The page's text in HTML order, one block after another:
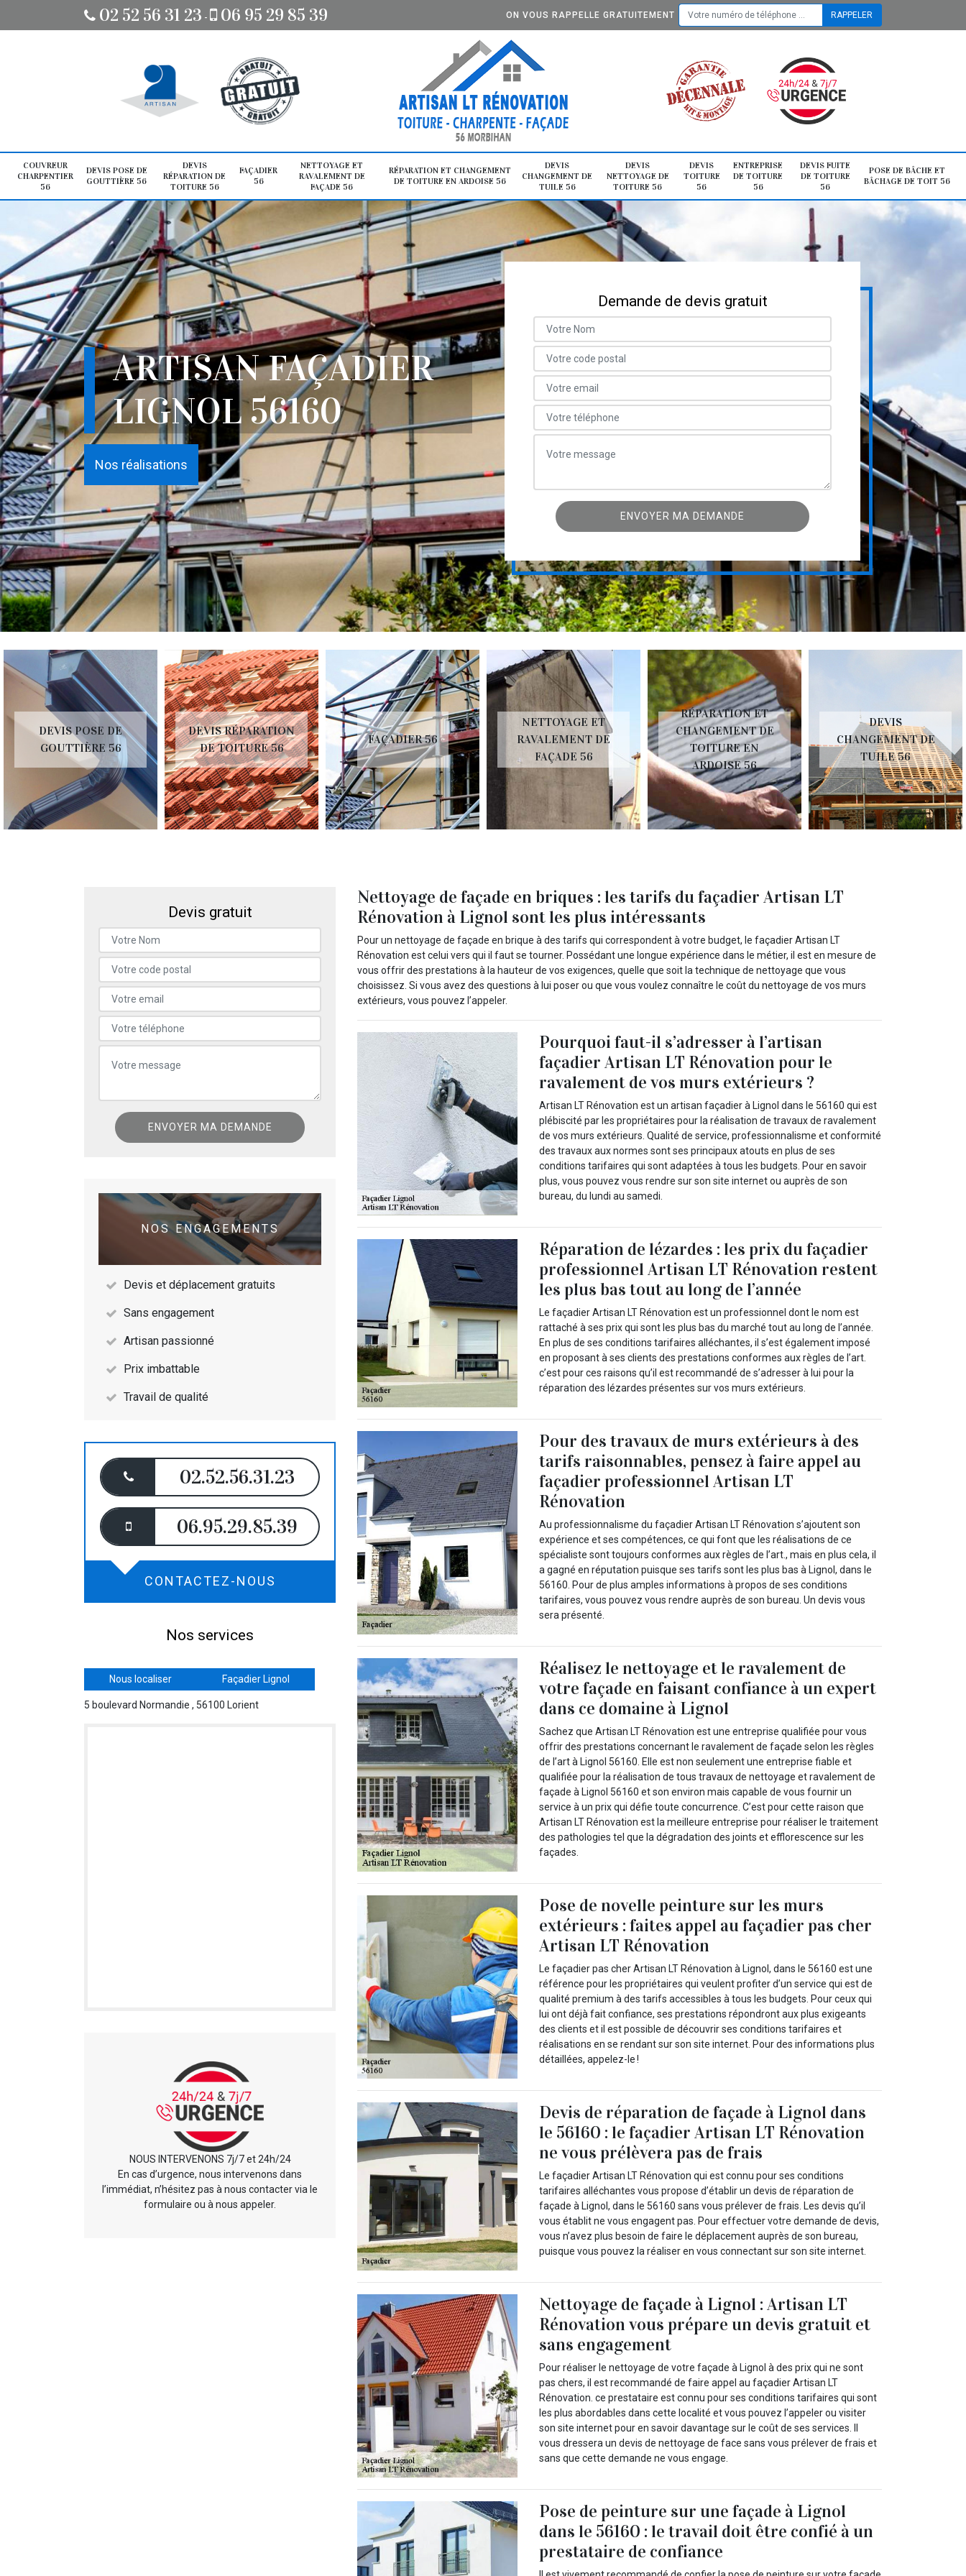
02 52 56 31 23 - 06 95 29 85 39 ON VOUS RAPPELLE GRATUITEMENT
COUVREUR
CHARPENTIER
56
DEVIS POSE DE
GOUTTIÈRE 56
DEVIS
RÉPARATION DE
TOITURE 56
FAÇADIER
56
NETTOYAGE ET
RAVALEMENT DE
FAÇADE 56
RÉPARATION ET CHANGEMENT
DE TOITURE EN ARDOISE 56
DEVIS
CHANGEMENT DE
TUILE 56
DEVIS
NETTOYAGE DE
TOITURE 56
DEVIS
TOITURE
56
ENTREPRISE
DE TOITURE
56
DEVIS FUITE
DE TOITURE
56
POSE DE BÂCHE ET
BÂCHAGE DE TOIT 56
ARTISAN FAÇADIER
LIGNOL 56160
Nos réalisations
Demande de devis gratuit
DEVIS POSE DE
GOUTTIÈRE 56
DEVIS RÉPARATION
DE TOITURE 56
FAÇADIER 56
NETTOYAGE ET
RAVALEMENT DE
FAÇADE 56
RÉPARATION ET
CHANGEMENT DE
TOITURE EN
ARDOISE 56
DEVIS
CHANGEMENT DE
TUILE 56
Devis gratuit
NOS ENGAGEMENTS
Devis et déplacement gratuits
Sans engagement
Artisan passionné
Prix imbattable
Travail de qualité
02.52.56.31.23
06.95.29.85.39
CONTACTEZ-NOUS
Nos services
Nous localiser Façadier Lignol
5 boulevard Normandie , 56100 Lorient
NOUS INTERVENONS 7j/7 et 24h/24
En cas d’urgence, nous intervenons dans
l’immédiat, n’hésitez pas à nous contacter via le
formulaire ou à nous appeler.
Nettoyage de façade en briques : les tarifs du façadier Artisan LT
Rénovation à Lignol sont les plus intéressants
Pour un nettoyage de façade en brique à des tarifs qui correspondent à votre budget, le façadier Artisan LT
Rénovation est celui vers qui il faut se tourner. Possédant une longue expérience dans le métier, il est en mesure de
vous offrir des prestations à la hauteur de vos exigences, quelle que soit la technique de nettoyage que vous
choisissez. Si vous avez des questions à lui poser ou que vous voulez connaître le coût du nettoyage de vos murs
extérieurs, vous pouvez l’appeler.
Pourquoi faut-il s’adresser à l’artisan
façadier Artisan LT Rénovation pour le
ravalement de vos murs extérieurs ?
Artisan LT Rénovation est un artisan façadier à Lignol dans le 56160 qui est
plébiscité par les propriétaires pour la réalisation de travaux de ravalement
de vos murs extérieurs. Qualité de service, professionnalisme et conformité
des travaux aux normes sont ses principaux atouts en plus de ses
conditions tarifaires qui sont adaptées à tous les budgets. Pour en savoir
plus, vous pouvez vous rendre sur son site internet ou auprès de son
bureau, du lundi au samedi.
Réparation de lézardes : les prix du façadier
professionnel Artisan LT Rénovation restent
les plus bas tout au long de l’année
Le façadier Artisan LT Rénovation est un professionnel dont le nom est
rattaché à ses prix qui sont les plus bas du marché tout au long de l’année.
En plus de ses conditions tarifaires alléchantes, il s’est également imposé
en proposant à ses clients des prestations conformes aux règles de l’art.
c’est pour ces raisons qu’il est recommandé de s’adresser à lui pour la
réparation des lézardes présentes sur vos murs extérieurs.
Pour des travaux de murs extérieurs à des
tarifs raisonnables, pensez à faire appel au
façadier professionnel Artisan LT
Rénovation
Au professionnalisme du façadier Artisan LT Rénovation s’ajoutent son
expérience et ses compétences, ce qui font que les réalisations de ce
spécialiste sont toujours conformes aux règles de l’art., mais en plus cela, il
a gagné en réputation puisque ses tarifs sont les plus bas à Lignol, dans le
56160. Pour de plus amples informations à propos de ses conditions
tarifaires, vous pouvez vous rendre auprès de son bureau. Un devis vous
sera présenté.
Réalisez le nettoyage et le ravalement de
votre façade en faisant confiance à un expert
dans ce domaine à Lignol
Sachez que Artisan LT Rénovation est une entreprise qualifiée pour vous
offrir des prestations concernant le ravalement de façade selon les règles
de l’art à Lignol 56160. Elle est non seulement une entreprise fiable et
qualifiée pour la réalisation de tous travaux de nettoyage et ravalement de
façade à Lignol 56160 et son environ mais capable de vous fournir un
service à un prix qui défie toute concurrence. C’est pour cette raison que
Artisan LT Rénovation est la meilleure entreprise pour réaliser le traitement
des pathologies tel que la dégradation des joints et efflorescence sur les
façades.
Pose de novelle peinture sur les murs
extérieurs : faites appel au façadier pas cher
Artisan LT Rénovation
Le façadier pas cher Artisan LT Rénovation à Lignol, dans le 56160 est une
référence pour les propriétaires qui veulent profiter d’un service qui est de
qualité premium à des tarifs accessibles à tous les budgets. Pour ceux qui
lui ont déjà fait confiance, ses prestations répondront aux plus exigeants
des clients et il est possible de découvrir ses conditions tarifaires et
réalisations en se rendant sur son site internet. Pour des informations plus
détaillées, appelez-le !
Devis de réparation de façade à Lignol dans
le 56160 : le façadier Artisan LT Rénovation
ne vous prélèvera pas de frais
Le façadier Artisan LT Rénovation qui est connu pour ses conditions
tarifaires alléchantes vous propose d’établir un devis de réparation de
façade à Lignol, dans le 56160 sans vous prélever de frais. Les devis qu’il
vous établit ne vous engagent pas. Pour effectuer votre demande de devis,
vous n’avez plus besoin de faire le déplacement auprès de son bureau,
puisque vous pouvez la réaliser en vous connectant sur son site internet.
Nettoyage de façade à Lignol : Artisan LT
Rénovation vous prépare un devis gratuit et
sans engagement
Pour réaliser le nettoyage de votre façade à Lignol à des prix qui ne sont
pas chers, il est recommandé de faire appel au façadier Artisan LT
Rénovation. ce prestataire est connu pour ses conditions tarifaires qui sont
les plus abordables dans cette localité et vous pouvez l’appeler ou visiter
son site internet pour en savoir davantage sur le coût de ses services. Il
vous dressera un devis de nettoyage de face sans vous prélever de frais et
sans que cette demande ne vous engage.
Pose de peinture sur une façade à Lignol
dans le 56160 : le travail doit être confié à un
prestataire de confiance